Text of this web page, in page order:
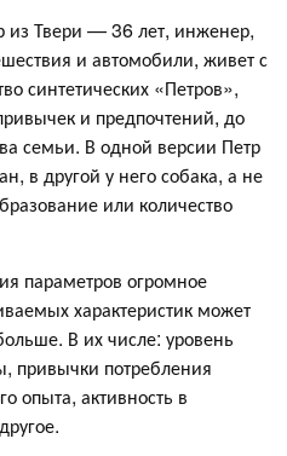
из Твери — 36 лет, инженер,
и автомобили, живет с
синтетических «Петров»,
и предпочтений, до
семьи. В одной версии Петр
в другой у него собака, а не
или количество
параметров огромное
характеристик может
В их числе: уровень
привычки потребления
опыта, активность в